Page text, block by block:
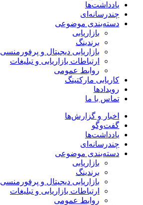
یادداشت‌ها
چندرسانه‌ای
دسته‌بندی موضوعی
بازاریابی
برندینگ
بازاریابی دیجیتال و پرفورمنسی
ارتباطات بازاریابی و تبلیغات
روابط عمومی
کاریابی مارکتینگ
رویدادها
تماس با ما
اخبار و گزارش‌ها
گفت‌وگو
یادداشت‌ها
چندرسانه‌ای
دسته‌بندی موضوعی
بازاریابی
برندینگ
بازاریابی دیجیتال و پرفورمنسی
ارتباطات بازاریابی و تبلیغات
روابط عمومی